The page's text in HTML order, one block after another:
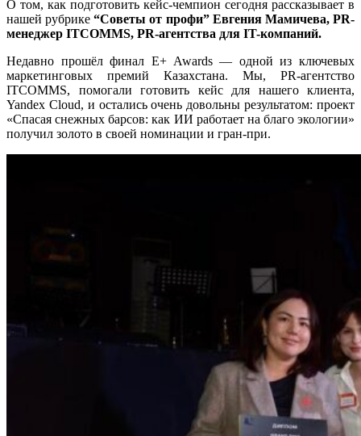
О том, как подготовить кейс-чемпион сегодня рассказывает в
нашей рубрике“Советы от профи” Евгения Мамичева, PR-
менеджер ITCOMMS, PR-агентства для IT-компаний.
Недавно прошёл финал E+ Awards — одной из ключевых
маркетинговых премий Казахстана. Мы, PR-агентство
ITCOMMS, помогали готовить кейс для нашего клиента,
Yandex Cloud, и остались очень довольны результатом: проект
«Спасая снежных барсов: как ИИ работает на благо экологии»
получил золото в своей номинации и гран-при.